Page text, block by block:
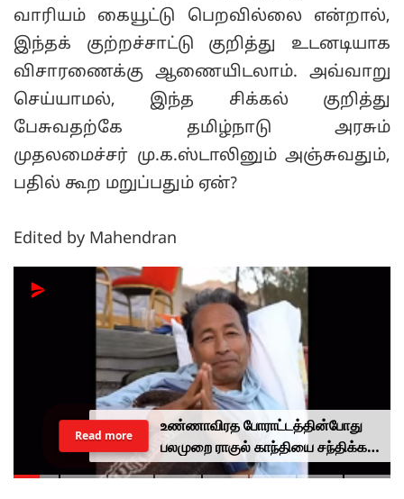
வாரியம் கையூட்டு பெறவில்லை என்றால்,
இந்தக் குற்றச்சாட்டு குறித்து உடனடியாக
விசாரணைக்கு ஆணையிடலாம். அவ்வாறு
செய்யாமல், இந்த சிக்கல் குறித்து
பேசுவதற்கே தமிழ்நாடு அரசும்
முதலமைச்சர் மு.க.ஸ்டாலினும் அஞ்சுவதும்,
பதில் கூற மறுப்பதும் ஏன்?
Edited by Mahendran
உண்ணாவிரத போராட்டத்தின்போது
பலமுறை ராகுல் காந்தியை சந்திக்க
முயன்றாரா சோனம் வாங்சுக்
Read more